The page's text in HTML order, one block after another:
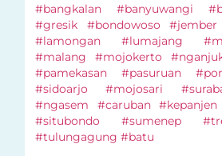
#bangkalan #banyuwangi
#gresik #bondowoso
#lamongan #lumajang
#malang #mojokerto
#pamekasan #pasuruan
#sidoarjo #mojosari
#ngasem #caruban
#situbondo #sumenep
#tulungagung #batu